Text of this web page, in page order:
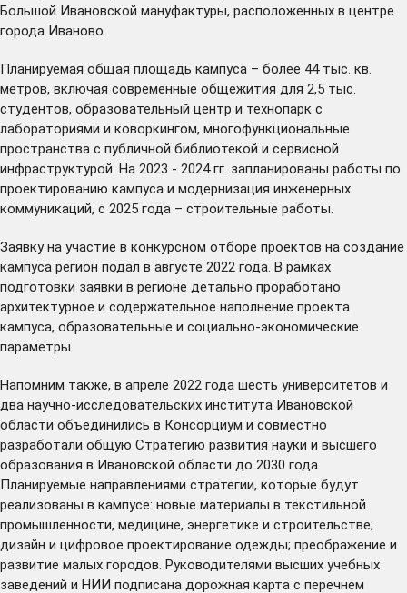
Большой Ивановской мануфактуры, расположенных в центре
города Иваново.
Планируемая общая площадь кампуса – более 44 тыс. кв.
метров, включая современные общежития для 2,5 тыс.
студентов, образовательный центр и технопарк с
лабораториями и коворкингом, многофункциональные
пространства с публичной библиотекой и сервисной
инфраструктурой. На 2023 - 2024 гг. запланированы работы по
проектированию кампуса и модернизация инженерных
коммуникаций, с 2025 года – строительные работы.
Заявку на участие в конкурсном отборе проектов на создание
кампуса регион подал в августе 2022 года. В рамках
подготовки заявки в регионе детально проработано
архитектурное и содержательное наполнение проекта
кампуса, образовательные и социально-экономические
параметры.
Напомним также, в апреле 2022 года шесть университетов и
два научно-исследовательских института Ивановской
области объединились в Консорциум и совместно
разработали общую Стратегию развития науки и высшего
образования в Ивановской области до 2030 года.
Планируемые направлениями стратегии, которые будут
реализованы в кампусе: новые материалы в текстильной
промышленности, медицине, энергетике и строительстве;
дизайн и цифровое проектирование одежды; преображение и
развитие малых городов. Руководителями высших учебных
заведений и НИИ подписана дорожная карта с перечнем